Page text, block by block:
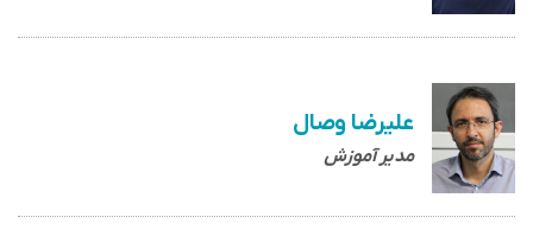
علیرضا وصال
مدیر آموزش